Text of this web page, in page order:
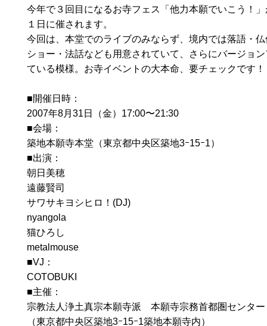
今年で３回目になるお寺フェス「他力本願でいこう！
１日に催されます。
今回は、本堂でのライブのみならず、境内では落語・
ショー・法話なども用意されていて、さらにバージョ
ている模様。お寺イベントの大本命、要チェックです！
■開催日時：
2007年8月31日（金）17:00〜21:30
■会場：
築地本願寺本堂（東京都中央区築地3ｰ15ｰ1）
■出演：
朝日美穂
遠藤賢司
サワサキヨシヒロ！(DJ)
nyangola
猫ひろし
metalmouse
■VJ：
COTOBUKI
■主催：
宗教法人浄土真宗本願寺派 本願寺宗務首都圏センター
（東京都中央区築地3ｰ15ｰ1築地本願寺内）